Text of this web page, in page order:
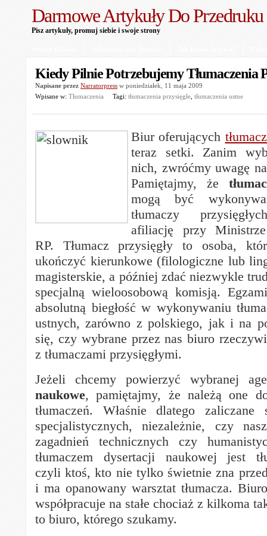
Darmowe Artykuły Do Przedruku
Pisz artykuły, promuj siebie i swoje strony
Kiedy Pilnie Potrzebujemy Tłumaczenia
Napisane przez Narratorpress w poniedziałek, 11 maja 2009
Wpisane w: Tłumaczenia Tagi: tłumaczenia przysięgłe tłumaczenia ustne
Biur oferujących
teraz setki. Zanim
nich, zwróćmy uwagę
Pamiętajmy, że
mogą być
tłumaczy
afiliację przy
RP. Tłumacz przysięgły to osoba,
ukończyć kierunkowe (filologiczne lub
magisterskie, a później zdać niezwykle
specjalną wieloosobową komisją.
absolutną biegłość w wykonywaniu
ustnych, zarówno z polskiego, jak i na
się, czy wybrane przez nas biuro
z tłumaczami przysięgłymi.
Jeżeli chcemy powierzyć wybranej
naukowe, pamiętajmy, że należą one
tłumaczeń. Właśnie dlatego zaliczane
specjalistycznych, niezależnie, czy
zagadnień technicznych czy
tłumaczem dysertacji naukowej jest
czyli ktoś, kto nie tylko świetnie zna
i ma opanowany warsztat tłumacza.
współpracuje na stałe chociaż z kilkoma
to biuro, którego szukamy.